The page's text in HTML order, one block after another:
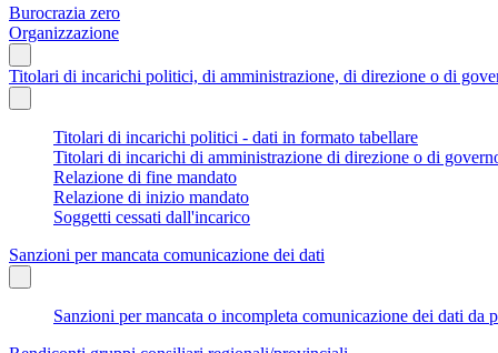
Burocrazia zero
Organizzazione
Titolari di incarichi politici, di amministrazione, di direzione o di
Titolari di incarichi politici - dati in formato tabellare
Titolari di incarichi di amministrazione di direzione o di
Relazione di fine mandato
Relazione di inizio mandato
Soggetti cessati dall'incarico
Sanzioni per mancata comunicazione dei dati
Sanzioni per mancata o incompleta comunicazione dei dati